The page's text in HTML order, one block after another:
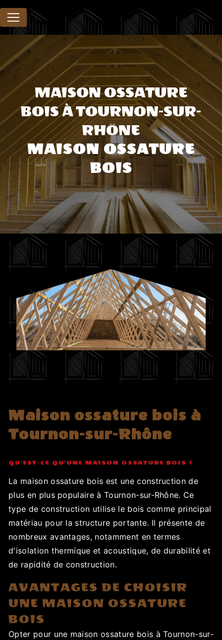
MAISON OSSATURE
BOIS À TOURNON-SUR-
RHÔNE
MAISON OSSATURE
BOIS
Maison ossature bois à
Tournon-sur-Rhône
QU'EST-CE QU'UNE MAISON OSSATURE BOIS ?
La maison ossature bois est une construction de
plus en plus populaire à Tournon-sur-Rhône. Ce
type de construction utilise le bois comme principal
matériau pour la structure portante. Il présente de
nombreux avantages, notamment en termes
d'isolation thermique et acoustique, de durabilité et
de rapidité de construction.
AVANTAGES DE CHOISIR
UNE MAISON OSSATURE
BOIS
Opter pour une maison ossature bois à Tournon-sur-
Panneau de gestion des cookies